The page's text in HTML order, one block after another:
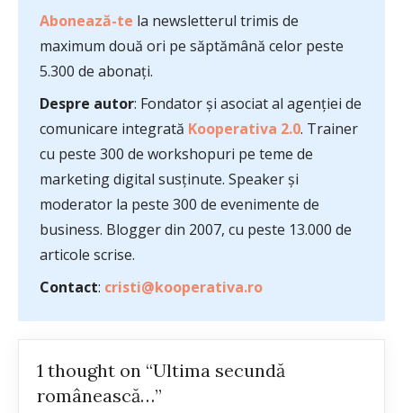
Abonează-te la newsletterul trimis de
maximum două ori pe săptămână celor peste
5.300 de abonați.
Despre autor: Fondator și asociat al agenției de
comunicare integrată Kooperativa 2.0. Trainer
cu peste 300 de workshopuri pe teme de
marketing digital susținute. Speaker și
moderator la peste 300 de evenimente de
business. Blogger din 2007, cu peste 13.000 de
articole scrise.
Contact: cristi@kooperativa.ro
1 thought on “Ultima secundă
românească…”